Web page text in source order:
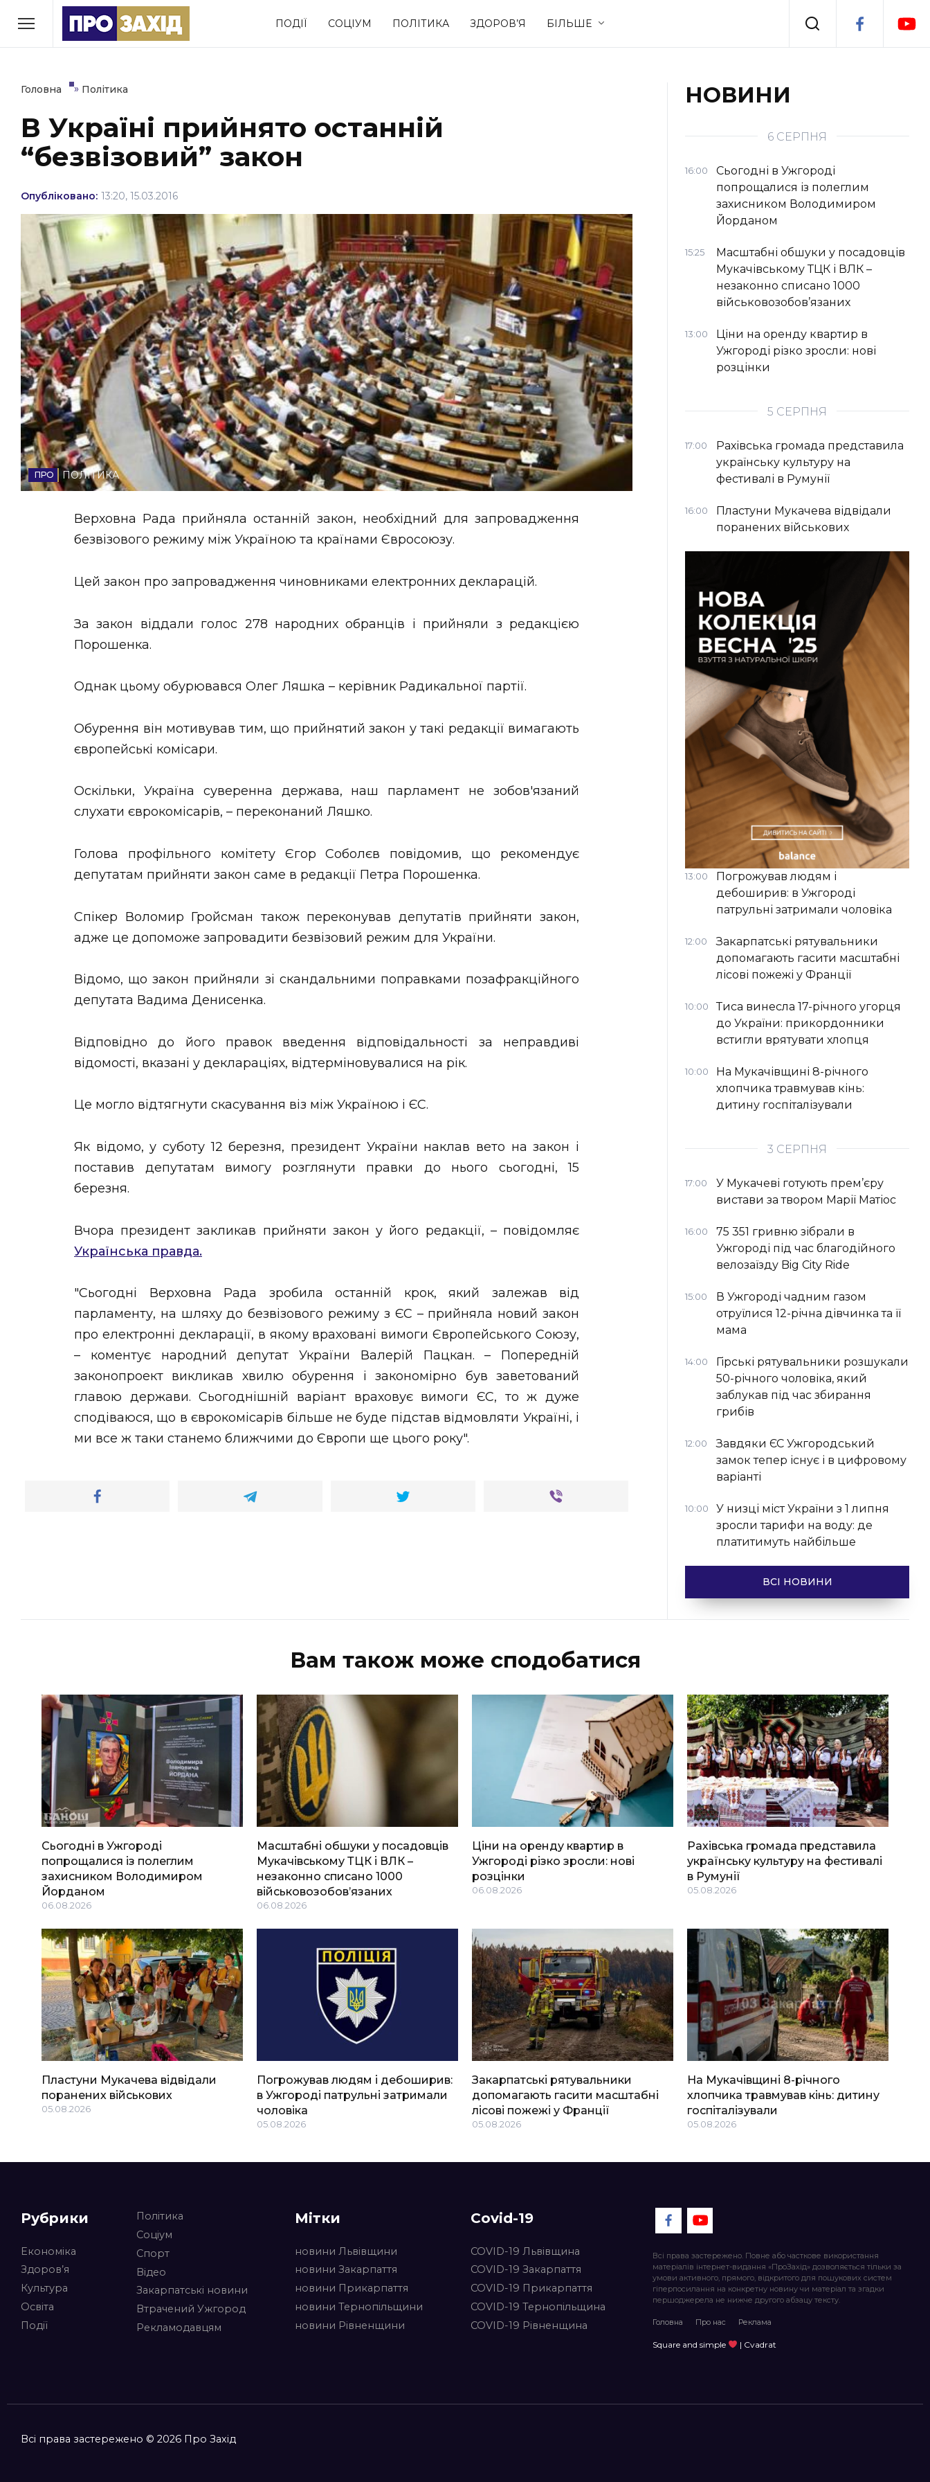
ПОДІЇ СОЦІУМ ПОЛІТИКА ЗДОРОВ’Я БІЛЬШЕ
РУБРИКИ
Економіка Події
Політика Соціум Спорт
Втрачений Ужгород
ЗАКАРПАТСЬКІ НОВИНИ
НОВИНИ ЗАХІДНОЇ УКРАЇНИ
ФОТО
ВІДЕО
Головна » Політика
В Україні прийнято останній
“безвізовий” закон
Опубліковано: 13:20, 15.03.2016
ПОЛІТИКА
Верховна Рада прийняла останній закон, необхідний для запровадження
безвізового режиму між Україною та країнами Євросоюзу.
Цей закон про запровадження чиновниками електронних декларацій.
За закон віддали голос 278 народних обранців і прийняли з редакцією
Порошенка.
Однак цьому обурювався Олег Ляшка – керівник Радикальної партії.
Обурення він мотивував тим, що прийнятий закон у такі редакції вимагають
європейські комісари.
Оскільки, Україна суверенна держава, наш парламент не зобов'язаний
слухати єврокомісарів, – переконаний Ляшко.
Голова профільного комітету Єгор Соболєв повідомив, що рекомендує
депутатам прийняти закон саме в редакції Петра Порошенка.
Спікер Воломир Гройсман також переконував депутатів прийняти закон,
адже це допоможе запровадити безвізовий режим для України.
Відомо, що закон прийняли зі скандальними поправками позафракційного
депутата Вадима Денисенка.
Відповідно до його правок введення відповідальності за неправдиві
відомості, вказані у деклараціях, відтерміновувалися на рік.
Це могло відтягнути скасування віз між Україною і ЄС.
Як відомо, у суботу 12 березня, президент України наклав вето на закон і
поставив депутатам вимогу розглянути правки до нього сьогодні, 15
березня.
Вчора президент закликав прийняти закон у його редакції, – повідомляє
Українська правда.
"Сьогодні Верховна Рада зробила останній крок, який залежав від
парламенту, на шляху до безвізового режиму з ЄС – прийняла новий закон
про електронні декларації, в якому враховані вимоги Європейського Союзу,
– коментує народний депутат України Валерій Пацкан. – Попередній
законопроект викликав хвилю обурення і закономірно був заветований
главою держави. Сьогоднішній варіант враховує вимоги ЄС, то ж дуже
сподіваюся, що в єврокомісарів більше не буде підстав відмовляти Україні, і
ми все ж таки станемо ближчими до Європи ще цього року".
НОВИНИ
6 СЕРПНЯ
16:00
Сьогодні в Ужгороді
попрощалися із полеглим
захисником Володимиром
Йорданом
15:25
Масштабні обшуки у посадовців
Мукачівському ТЦК і ВЛК –
незаконно списано 1000
військовозобов’язаних
13:00
Ціни на оренду квартир в
Ужгороді різко зросли: нові
розцінки
5 СЕРПНЯ
17:00
Рахівська громада представила
українську культуру на
фестивалі в Румунії
16:00
Пластуни Мукачева відвідали
поранених військових
13:00
Погрожував людям і
дебоширив: в Ужгороді
патрульні затримали чоловіка
12:00
Закарпатські рятувальники
допомагають гасити масштабні
лісові пожежі у Франції
10:00
Тиса винесла 17-річного угорця
до України: прикордонники
встигли врятувати хлопця
10:00
На Мукачівщині 8-річного
хлопчика травмував кінь:
дитину госпіталізували
3 СЕРПНЯ
17:00
У Мукачеві готують прем’єру
вистави за твором Марії Матіос
16:00
75 351 гривню зібрали в
Ужгороді під час благодійного
велозаїзду Big Сity Ride
15:00
В Ужгороді чадним газом
отруїлися 12-річна дівчинка та її
мама
14:00
Гірські рятувальники розшукали
50-річного чоловіка, який
заблукав під час збирання
грибів
12:00
Завдяки ЄС Ужгородський
замок тепер існує і в цифровому
варіанті
10:00
У низці міст України з 1 липня
зросли тарифи на воду: де
платитимуть найбільше
ВСІ НОВИНИ
Вам також може сподобатися
Сьогодні в Ужгороді
попрощалися із полеглим
захисником Володимиром
Йорданом
06.08.2026
Масштабні обшуки у посадовців
Мукачівському ТЦК і ВЛК –
незаконно списано 1000
військовозобов’язаних
06.08.2026
Ціни на оренду квартир в
Ужгороді різко зросли: нові
розцінки
06.08.2026
Рахівська громада представила
українську культуру на фестивалі
в Румунії
05.08.2026
Пластуни Мукачева відвідали
поранених військових
05.08.2026
Погрожував людям і дебоширив:
в Ужгороді патрульні затримали
чоловіка
05.08.2026
Закарпатські рятувальники
допомагають гасити масштабні
лісові пожежі у Франції
05.08.2026
На Мукачівщині 8-річного
хлопчика травмував кінь: дитину
госпіталізували
05.08.2026
Рубрики
Економіка
Здоров’я
Культура
Освіта
Події
Політика
Соціум
Спорт
Відео
Закарпатські новини
Втрачений Ужгород
Рекламодавцям
Мітки
новини Львівщини
новини Закарпаття
новини Прикарпаття
новини Тернопільщини
новини Рівненщини
Covid-19
COVID-19 Львівщина
COVID-19 Закарпаття
COVID-19 Прикарпаття
COVID-19 Тернопільщина
COVID-19 Рівненщина
Всі права застережено. Повне або часткове використання
матеріалів інтернет-видання «ПроЗахід» дозволяється тільки за
умови активного, прямого, відкритого для пошукових систем
гіперпосилання на конкретну новину чи матеріал та згадки
першоджерела не нижче другого абзацу тексту.
Головна Про нас Реклама
Square and simple | Cvadrat
Всі права застережено © 2026 Про Захід